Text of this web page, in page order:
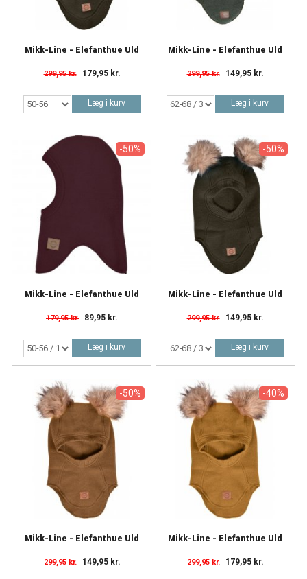
Mikk-Line - Elefanthue Uld
299,95 kr. 179,95 kr.
Læg i kurv
Mikk-Line - Elefanthue Uld
299,95 kr. 149,95 kr.
Læg i kurv
-50%
Mikk-Line - Elefanthue Uld
179,95 kr. 89,95 kr.
Læg i kurv
-50%
Mikk-Line - Elefanthue Uld
299,95 kr. 149,95 kr.
Læg i kurv
-50%
Mikk-Line - Elefanthue Uld
299,95 kr. 149,95 kr.
-40%
Mikk-Line - Elefanthue Uld
299,95 kr. 179,95 kr.